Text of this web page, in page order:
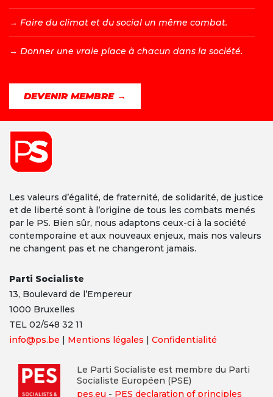
Les valeurs d’égalité, de fraternité, de solidarité, de justice
et de liberté sont à l’origine de tous les combats menés
par le PS. Bien sûr, nous adaptons ceux-ci à la société
contemporaine et aux nouveaux enjeux, mais nos valeurs
ne changent pas et ne changeront jamais.
Parti Socialiste
13, Boulevard de l’Empereur
1000 Bruxelles
TEL 02/548 32 11
info@ps.be | Mentions légales | Confidentialité
Le Parti Socialiste est membre du Parti
Socialiste Européen (PSE)
pes.eu - PES declaration of principles
→ Faire du climat et du social un même combat.
→ Donner une vraie place à chacun dans la société.
DEVENIR MEMBRE →